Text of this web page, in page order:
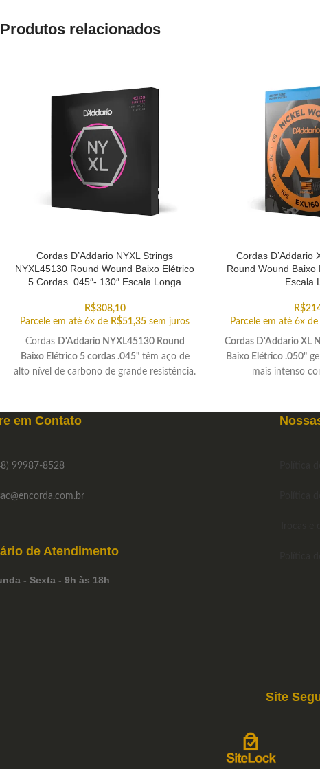
Produtos relacionados
Cordas D’Addario NYXL Strings
NYXL45130 Round Wound Baixo Elétrico
5 Cordas .045″-.130″ Escala Longa
R$308,10
Parcele em até 6x de R$51,35 sem juros
Cordas D'Addario NYXL45130 Round
Baixo Elétrico 5 cordas .045"têm aço de
alto nível de carbono de grande resistência.
Cordas D’Addario
Round Wound Baixo
Escala
R$
Parcele em até 6x de
Cordas D'Addario XL
Baixo Elétrico .050"
mais intenso
em Contato
99987-8528
@encorda.com.br
de Atendimento
- Sexta - 9h às 18h
Site